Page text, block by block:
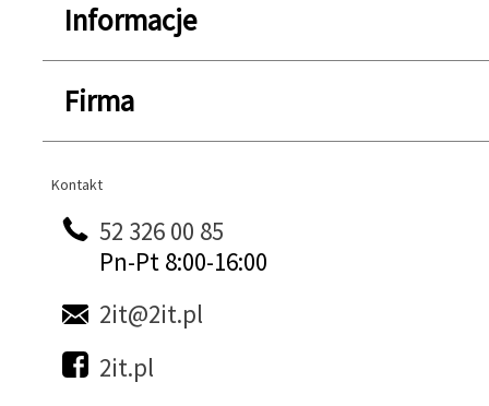
Informacje
Firma
Kontakt
Kontakt
52 326 00 85
Pn-Pt 8:00-16:00
2it@2it.pl
2it.pl